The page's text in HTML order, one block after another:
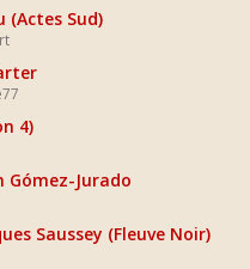
(Actes Sud)
4)
Gómez-Jurado
Saussey (Fleuve Noir)